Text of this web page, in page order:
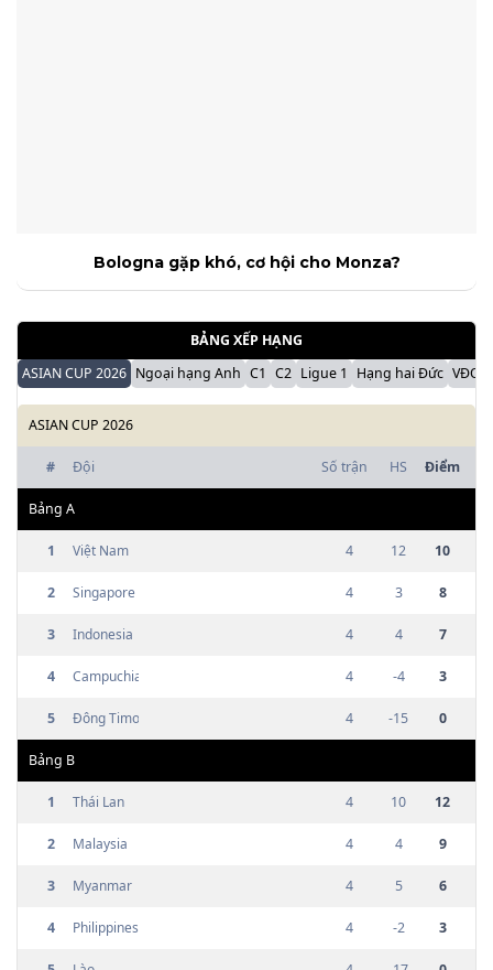
Bologna gặp khó, cơ hội cho Monza?
BẢNG XẾP HẠNG
ASIAN CUP 2026 Ngoại hạng Anh C1 C2 Ligue 1 Hạng hai Đức
ASIAN CUP 2026
# Đội Số trận HS Điểm
Bảng A
1 Việt Nam 4 12 10
2 Singapore 4 3 8
3 Indonesia 4 4 7
4 Campuchia 4 -4 3
5 Đông Timor 4 -15 0
Bảng B
1 Thái Lan 4 10 12
2 Malaysia 4 4 9
3 Myanmar 4 5 6
4 Philippines 4 -2 3